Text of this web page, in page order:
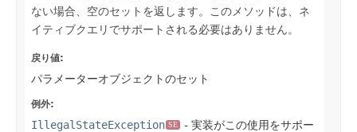
ない場合、空のセットを返します。このメソッドは、ネ
イティブクエリでサポートされる必要はありません。
戻り値:
パラメーターオブジェクトのセット
例外:
IllegalStateException SE
- 実装がこの使用をサポー